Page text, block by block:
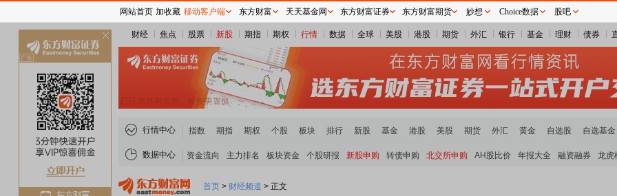
财经 焦点 股票 新股 期指 期权 行情 数据 全球 美股 港股 期货 外汇 银行 基金 理财 债券
行情中心 指数 期指 期权 个股 板块 排行 新股 基金 港股 美股 期货 外汇 黄金 自选股 自选基金
数据中心 资金流向 主力排名 板块资金 个股研报 新股申购 转债申购 北交所申购 AH股比价 年报大全 融资融券 龙虎
首页 > 财经频道 > 正文
网站首页 加收藏 移动客户端 东方财富 天天基金网 东方财富证券 东方财富期货 妙想 Choice数据 股吧
关